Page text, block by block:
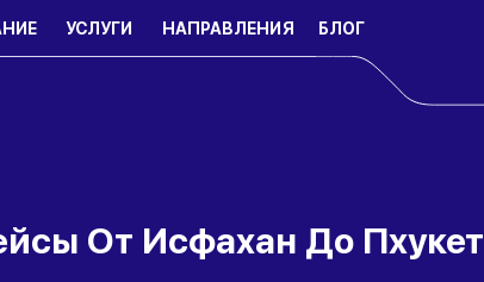
УСЛУГИ НАПРАВЛЕНИЯ БЛОГ
От Исфахан До Пхукет